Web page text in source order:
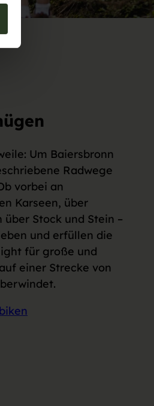
Um Baiersbronn
Radwege
vorbei an
Karseen, über
Stock und Stein –
und erfüllen die
für große und
einer Strecke von